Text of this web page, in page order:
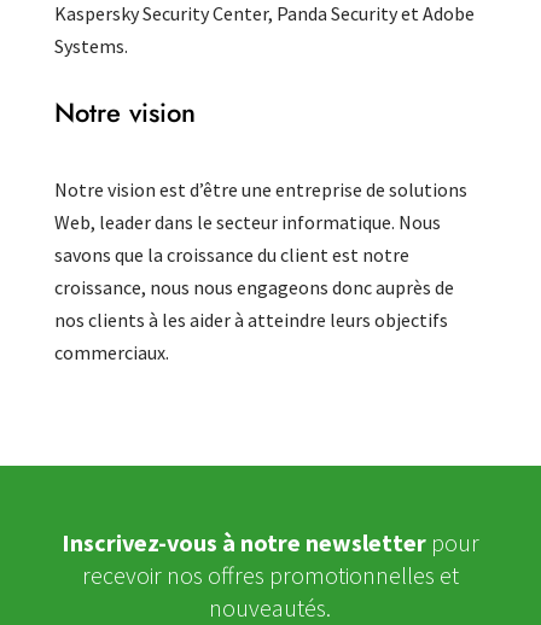
Kaspersky Security Center, Panda Security et Adobe
Systems.
Notre vision
Notre vision est d’être une entreprise de solutions
Web, leader dans le secteur informatique. Nous
savons que la croissance du client est notre
croissance, nous nous engageons donc auprès de
nos clients à les aider à atteindre leurs objectifs
commerciaux.
Inscrivez-vous à notre newsletterpour
recevoir nos offres promotionnelles et
nouveautés.